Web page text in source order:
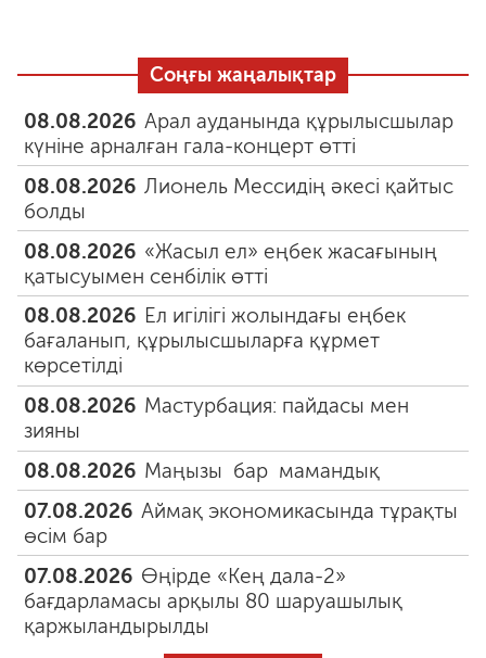
Соңғы жаңалықтар
08.08.2026 Арал ауданында құрылысшылар
күніне арналған гала-концерт өтті
08.08.2026 Лионель Мессидің әкесі қайтыс
болды
08.08.2026 «Жасыл ел» еңбек жасағының
қатысуымен сенбілік өтті
08.08.2026 Ел игілігі жолындағы еңбек
бағаланып, құрылысшыларға құрмет
көрсетілді
08.08.2026 Мастурбация: пайдасы мен
зияны
08.08.2026 Маңызы бар мамандық
07.08.2026 Аймақ экономикасында тұрақты
өсім бар
07.08.2026 Өңірде «Кең дала-2»
бағдарламасы арқылы 80 шаруашылық
қаржыландырылды